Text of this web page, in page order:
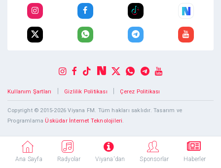
Ana Sayfa Radyolar Viyana'dan Sponsorlar Haberler
Kullanım Şartları Gizlilik Politikası Çerez Politikası
Copyright © 2015-2026 Viyana FM. Tüm hakları saklıdır. Tasarım ve
Programlama Üsküdar İnternet Teknolojileri.